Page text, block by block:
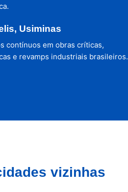
Usiminas
contínuos em obras críticas,
e revamps industriais brasileiros.
vizinhas